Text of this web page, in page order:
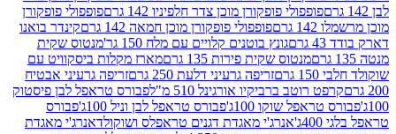
פופפולי פופקורן מוכן צדר חלפיניו 142 גרם
פופפולי פופקורן
גרם
פופפולי פופקורן מוכן חמאה 142 גרם
קינדר בואנו
גונץ בוטנים קלויים עם מלח 150 גר'
מנטוס שקית
מנטוס שקית פירות 135 גרם
מארז מקלות ביסקוויט עם
זריפה גרעיני דלעת 250 גרם
זריפה גרעיני אבטיח
רוטב ברביקיו אורגינל 510 מ"ל
פבורס טראפל לבן פיסטוק
שוקו 100ג'
פבורס טראפל לבן וניל 100ג'
פבורס
אנרג'י מאגדת דגנים טראפלס ושוקולדאנרג'י מאגדת